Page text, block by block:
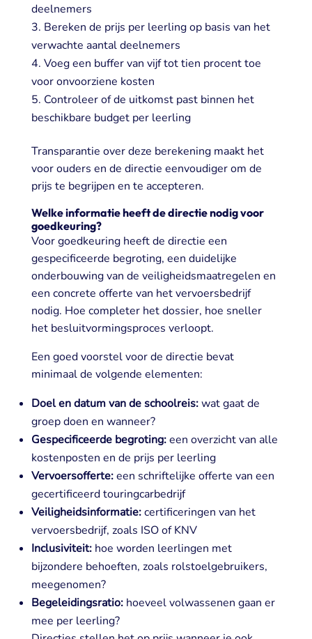
deelnemers
Bereken de prijs per leerling op basis van het
verwachte aantal deelnemers
Voeg een buffer van vijf tot tien procent toe
voor onvoorziene kosten
Controleer of de uitkomst past binnen het
beschikbare budget per leerling
Transparantie over deze berekening maakt het
voor ouders en de directie eenvoudiger om de
prijs te begrijpen en te accepteren.
Welke informatie heeft de directie nodig voor
goedkeuring?
Voor goedkeuring heeft de directie een
gespecificeerde begroting, een duidelijke
onderbouwing van de veiligheidsmaatregelen en
een concrete offerte van het vervoersbedrijf
nodig. Hoe completer het dossier, hoe sneller
het besluitvormingsproces verloopt.
Een goed voorstel voor de directie bevat
minimaal de volgende elementen:
Doel en datum van de schoolreis:wat gaat de
groep doen en wanneer?
Gespecificeerde begroting:een overzicht van alle
kostenposten en de prijs per leerling
Vervoersofferte:een schriftelijke offerte van een
gecertificeerd touringcarbedrijf
Veiligheidsinformatie:certificeringen van het
vervoersbedrijf, zoals ISO of KNV
Inclusiviteit:hoe worden leerlingen met
bijzondere behoeften, zoals rolstoelgebruikers,
meegenomen?
Begeleidingsratio:hoeveel volwassenen gaan er
mee per leerling?